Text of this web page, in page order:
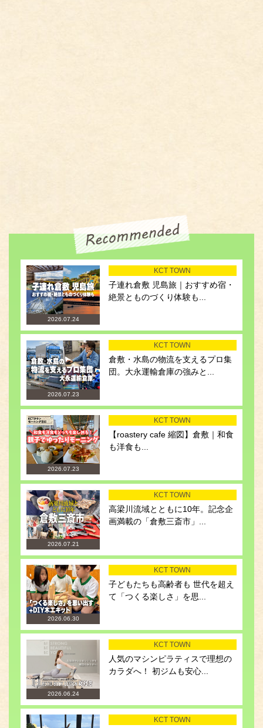
2026.07.24
KCT TOWN
子連れ倉敷 児島旅｜おすすめ宿・
絶景とものづくり体験も...
2026.07.23
KCT TOWN
倉敷・水島の物流を支えるプロ集
団。大永運輸倉庫の強みと...
2026.07.23
KCT TOWN
【roastery cafe 縮図】倉敷｜和食
も洋食も...
2026.07.21
KCT TOWN
高梁川流域とともに10年。記念企
画満載の「倉敷三斎市」...
2026.06.30
KCT TOWN
子どもたちも高齢者も 世代を超え
て「つくる楽しさ」を思...
2026.06.24
KCT TOWN
人気のマシンピラティスで理想の
カラダへ！ 初ジムも安心...
KCT TOWN